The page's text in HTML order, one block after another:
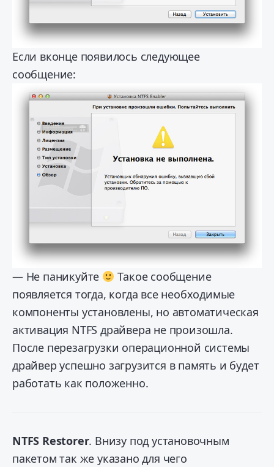
Если вконце появилось следующее
сообщение:
— Не паникуйте
Такое сообщение
появляется тогда, когда все необходимые
компоненты установлены, но автоматическая
активация NTFS драйвера не произошла.
После перезагрузки операционной системы
драйвер успешно загрузится в память и будет
работать как положенно.
NTFS Restorer. Внизу под установочным
пакетом так же указано для чего